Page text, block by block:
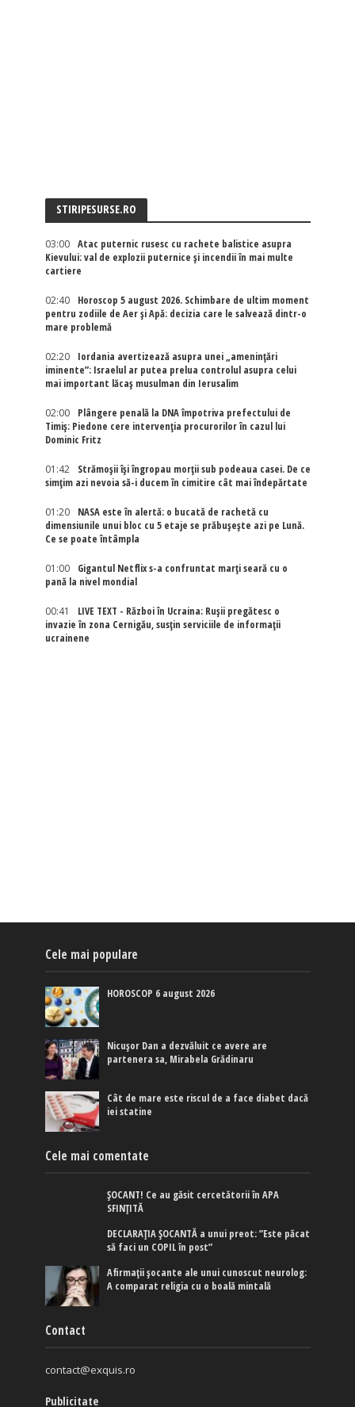
STIRIPESURSE.RO
03:00
Atac puternic rusesc cu rachete balistice asupra
Kievului: val de explozii puternice și incendii în mai multe
cartiere
02:40
Horoscop 5 august 2026. Schimbare de ultim moment
pentru zodiile de Aer și Apă: decizia care le salvează dintr-o
mare problemă
02:20
Iordania avertizează asupra unei „amenințări
iminente”: Israelul ar putea prelua controlul asupra celui
mai important lăcaș musulman din Ierusalim
02:00
Plângere penală la DNA împotriva prefectului de
Timiș: Piedone cere intervenția procurorilor în cazul lui
Dominic Fritz
01:42
Strămoșii își îngropau morții sub podeaua casei. De ce
simțim azi nevoia să-i ducem în cimitire cât mai îndepărtate
01:20
NASA este în alertă: o bucată de rachetă cu
dimensiunile unui bloc cu 5 etaje se prăbușește azi pe Lună.
Ce se poate întâmpla
01:00
Gigantul Netflix s-a confruntat marţi seară cu o
pană la nivel mondial
00:41
LIVE TEXT - Război în Ucraina: Rușii pregătesc o
invazie în zona Cernigău, susțin serviciile de informații
ucrainene
Cele mai populare
HOROSCOP 6 august 2026
Nicușor Dan a dezvăluit ce avere are
partenera sa, Mirabela Grădinaru
Cât de mare este riscul de a face diabet dacă
iei statine
Cele mai comentate
ȘOCANT! Ce au găsit cercetătorii în APA
SFINȚITĂ
DECLARAȚIA ȘOCANTĂ a unui preot: ”Este păcat
să faci un COPIL în post”
Afirmaţii şocante ale unui cunoscut neurolog:
A comparat religia cu o boală mintală
Contact
contact@exquis.ro
Publicitate